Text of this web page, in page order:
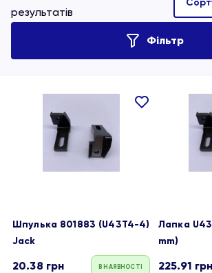
результатів
Фільтр
В
Шпулька 801883 (U43T4-4)
Jack
20.38 грн В НАЯВНОСТІ
Лапка
mm)
225.91 грн